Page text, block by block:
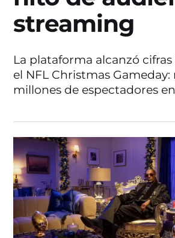
streaming
La plataforma alcanzó
el NFL Christmas Gameday:
millones de espectadores en